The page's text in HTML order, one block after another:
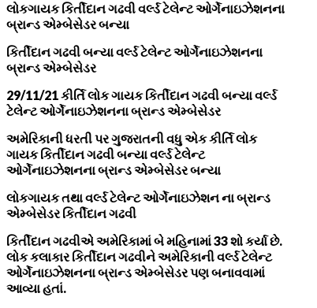
લોકગાયક કિર્તીદાન ગઢવી વર્લ્ડ ટેલેન્ટ ઓર્ગેનાઇઝેશનના
બ્રાન્ડ એમ્બેસેડર બન્યા
કિર્તીદાન ગઢવી બન્યા વર્લ્ડ ટેલેન્ટ ઓર્ગેનાઇઝેશનના
બ્રાન્ડ એમ્બેસેડર
29/11/21 કીર્તિ લોક ગાયક કિર્તીદાન ગઢવી બન્યા વર્લ્ડ
ટેલેન્ટ ઓર્ગેનાઇઝેશનના બ્રાન્ડ એમ્બેસેડર
અમેરિકાની ધરતી પર ગુજરાતની વધુ એક કીર્તિ લોક
ગાયક કિર્તીદાન ગઢવી બન્યા વર્લ્ડ ટેલેન્ટ
ઓર્ગેનાઇઝેશનના બ્રાન્ડ એમ્બેસેડર બન્યા
લોકગાયક તથા વર્લ્ડ ટેલેન્ટ ઓર્ગેનાઇઝેશન ના બ્રાન્ડ
એમ્બેસેડર કિર્તીદાન ગઢવી
કિર્તીદાન ગઢવીએ અમેરિકામાં બે મહિનામાં 33 શો કર્યા છે.
લોક કલાકાર કિર્તીદાન ગઢવીને અમેરિકાની વર્લ્ડ ટેલેન્ટ
ઓર્ગેનાઇઝેશનના બ્રાન્ડ એમ્બેસેડર પણ બનાવવામાં
આવ્યા હતાં.